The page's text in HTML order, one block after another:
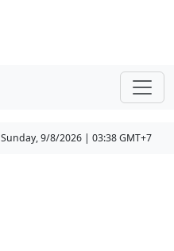
Sunday, 9/8/2026 | 03:38 GMT+7